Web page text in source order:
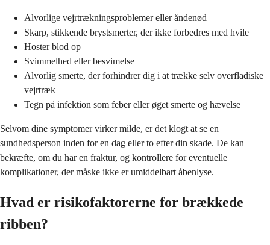
Alvorlige vejrtrækningsproblemer eller åndenød
Skarp, stikkende brystsmerter, der ikke forbedres med hvile
Hoster blod op
Svimmelhed eller besvimelse
Alvorlig smerte, der forhindrer dig i at trække selv overfladiske
vejrtræk
Tegn på infektion som feber eller øget smerte og hævelse
Selvom dine symptomer virker milde, er det klogt at se en
sundhedsperson inden for en dag eller to efter din skade. De kan
bekræfte, om du har en fraktur, og kontrollere for eventuelle
komplikationer, der måske ikke er umiddelbart åbenlyse.
Hvad er risikofaktorerne for brækkede
ribben?